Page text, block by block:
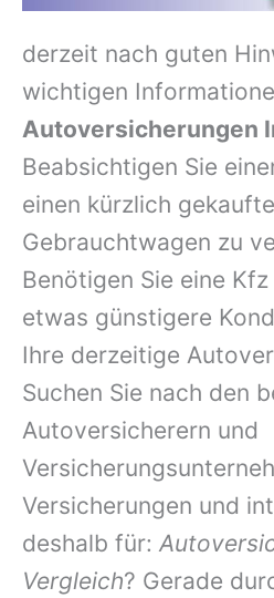
derzeit nach guten
wichtigen
Autoversicherungen
Beabsichtigen Sie
einen kürzlich
Gebrauchtwagen zu
Benötigen Sie eine
etwas günstigere
Ihre derzeitige
Suchen Sie nach den
Autoversicherern und
Versicherungen und
deshalb für:
Vergleich? Gerade